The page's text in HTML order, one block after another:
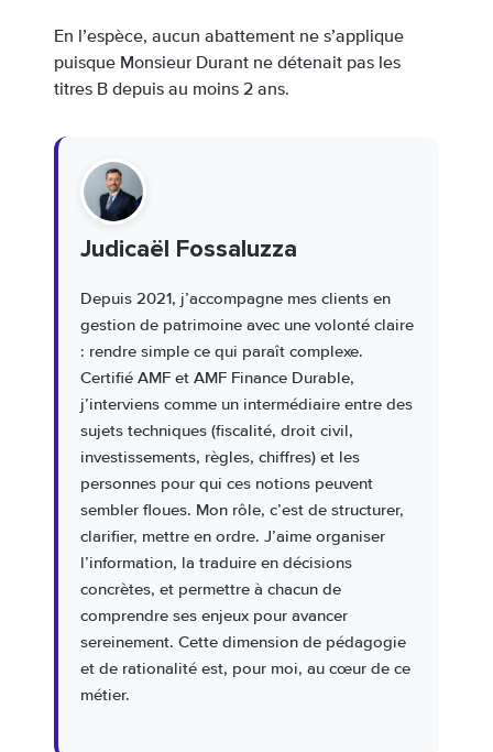
En l’espèce, aucun abattement ne s’applique
puisque Monsieur Durant ne détenait pas les
titres B depuis au moins 2 ans.
Judicaël Fossaluzza
Depuis 2021, j’accompagne mes clients en
gestion de patrimoine avec une volonté claire
: rendre simple ce qui paraît complexe.
Certifié AMF et AMF Finance Durable,
j’interviens comme un intermédiaire entre des
sujets techniques (fiscalité, droit civil,
investissements, règles, chiffres) et les
personnes pour qui ces notions peuvent
sembler floues. Mon rôle, c’est de structurer,
clarifier, mettre en ordre. J’aime organiser
l’information, la traduire en décisions
concrètes, et permettre à chacun de
comprendre ses enjeux pour avancer
sereinement. Cette dimension de pédagogie
et de rationalité est, pour moi, au cœur de ce
métier.